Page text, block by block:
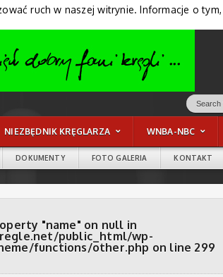
NIEZBĘDNIK KRĘGLARZA WNBA-NBC
DOKUMENTY FOTO GALERIA KONTAKT
"name" on null in
public_html/wp-
functions/other.php on line 299
ruch w naszej witrynie. Informacje o